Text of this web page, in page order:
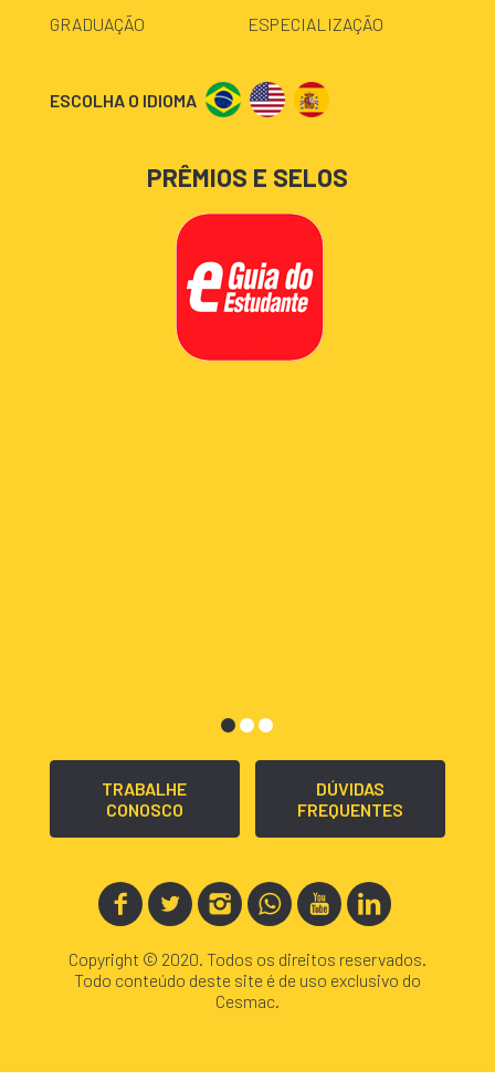
GRADUAÇÃO ESPECIALIZAÇÃO
ESCOLHA O IDIOMA
PRÊMIOS E SELOS
TRABALHE
CONOSCO
DÚVIDAS
FREQUENTES
Copyright © 2020. Todos os direitos reservados.
Todo conteúdo deste site é de uso exclusivo do
Cesmac.